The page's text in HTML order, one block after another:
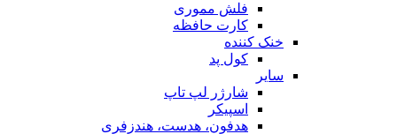
فلش مموری
کارت حافظه
خنک کننده
کول پد
سایر
شارژر لپ تاپ
اسپیکر
هدفون، هدست، هندزفری